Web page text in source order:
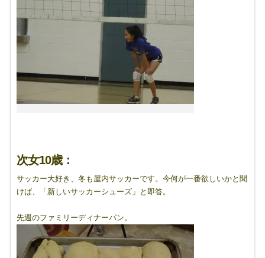
次女10歳：
サッカー大好き、冬も屋内サッカーです。今何が一番欲しいかと聞
けば、「新しいサッカーシューズ」と即答。
先週のファミリーディナーパン。